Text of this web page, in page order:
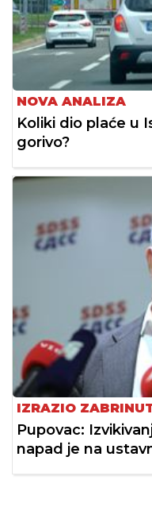
NOVA ANALIZA
Koliki dio plaće u
gorivo?
IZRAZIO
Pupovac:
napad je na